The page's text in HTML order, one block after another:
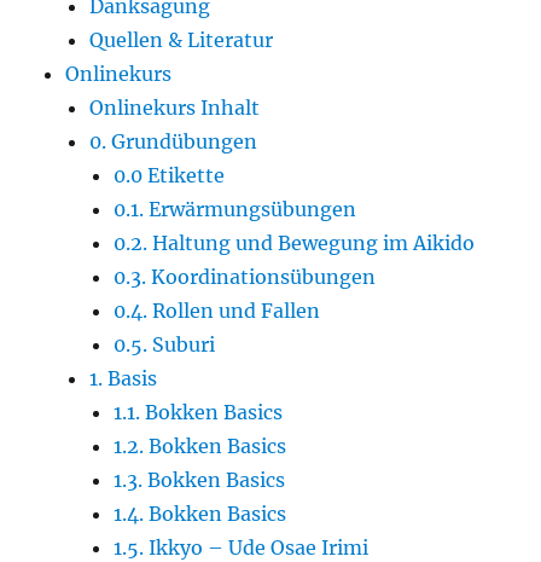
Danksagung
Quellen & Literatur
Onlinekurs
Onlinekurs Inhalt
0. Grundübungen
0.0 Etikette
0.1. Erwärmungsübungen
0.2. Haltung und Bewegung im Aikido
0.3. Koordinationsübungen
0.4. Rollen und Fallen
0.5. Suburi
1. Basis
1.1. Bokken Basics
1.2. Bokken Basics
1.3. Bokken Basics
1.4. Bokken Basics
1.5. Ikkyo – Ude Osae Irimi